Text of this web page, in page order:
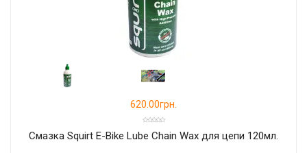
620.00грн.
Смазка Squirt E-Bike Lube Chain Wax для цепи 120мл.